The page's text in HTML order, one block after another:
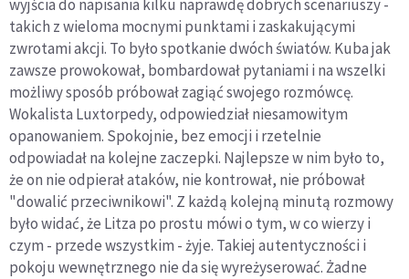
wyjścia do napisania kilku naprawdę dobrych scenariuszy -
takich z wieloma mocnymi punktami i zaskakującymi
zwrotami akcji. To było spotkanie dwóch światów. Kuba jak
zawsze prowokował, bombardował pytaniami i na wszelki
możliwy sposób próbował zagiąć swojego rozmówcę.
Wokalista Luxtorpedy, odpowiedział niesamowitym
opanowaniem. Spokojnie, bez emocji i rzetelnie
odpowiadał na kolejne zaczepki. Najlepsze w nim było to,
że on nie odpierał ataków, nie kontrował, nie próbował
"dowalić przeciwnikowi". Z każdą kolejną minutą rozmowy
było widać, że Litza po prostu mówi o tym, w co wierzy i
czym - przede wszystkim - żyje. Takiej autentyczności i
pokoju wewnętrznego nie da się wyreżyserować. Żadne